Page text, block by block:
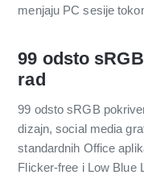
menjaju PC sesije
99 odsto
rad
99 odsto sRGB
dizajn, social media
standardnih Office
Flicker-free i Low Blue